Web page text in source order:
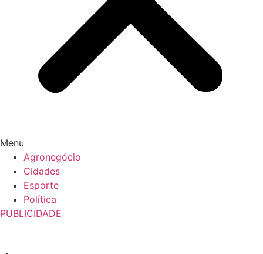
Menu
Agronegócio
Cidades
Esporte
Política
PUBLICIDADE